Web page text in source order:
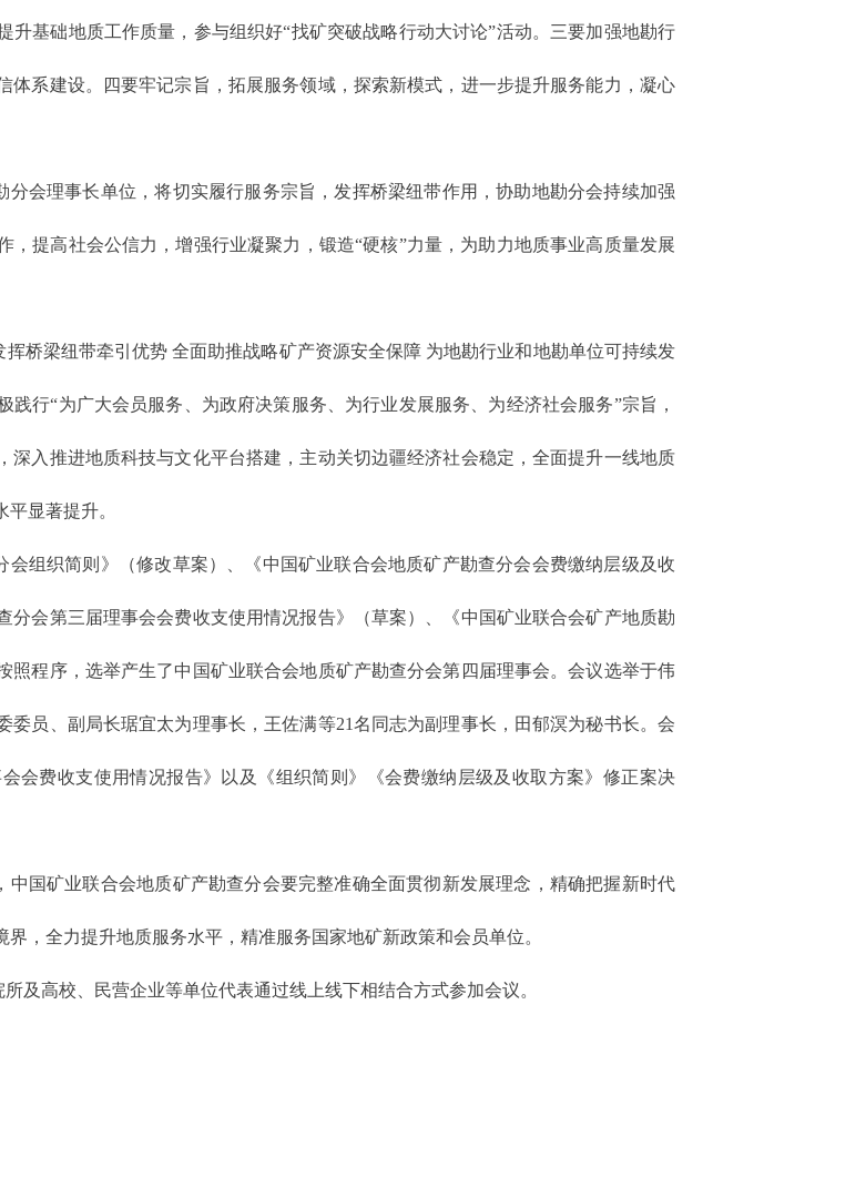
基础地质工作质量，参与组织好“找矿突破战略行动大讨论”活动。三要加强地勘行
体系建设。四要牢记宗旨，拓展服务领域，探索新模式，进一步提升服务能力，凝心
会理事长单位，将切实履行服务宗旨，发挥桥梁纽带作用，协助地勘分会持续加强
提高社会公信力，增强行业凝聚力，锻造“硬核”力量，为助力地质事业高质量发展
桥梁纽带牵引优势 全面助推战略矿产资源安全保障 为地勘行业和地勘单位可持续发
行“为广大会员服务、为政府决策服务、为行业发展服务、为经济社会服务”宗旨，
入推进地质科技与文化平台搭建，主动关切边疆经济社会稳定，全面提升一线地质
显著提升。
组织简则》（修改草案）、《中国矿业联合会地质矿产勘查分会会费缴纳层级及收
会第三届理事会会费收支使用情况报告》（草案）、《中国矿业联合会矿产地质勘
程序，选举产生了中国矿业联合会地质矿产勘查分会第四届理事会。会议选举于伟
员、副局长琚宜太为理事长，王佐满等21名同志为副理事长，田郁溟为秘书长。会
会费收支使用情况报告》以及《组织简则》《会费缴纳层级及收取方案》修正案决
国矿业联合会地质矿产勘查分会要完整准确全面贯彻新发展理念，精确把握新时代
，全力提升地质服务水平，精准服务国家地矿新政策和会员单位。
及高校、民营企业等单位代表通过线上线下相结合方式参加会议。